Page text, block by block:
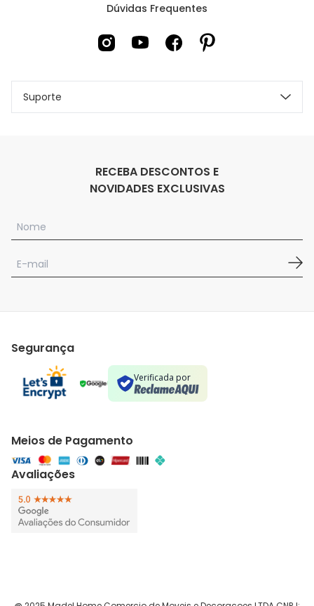
Dúvidas Frequentes
Suporte
RECEBA DESCONTOS E
NOVIDADES EXCLUSIVAS
Segurança
Verificada por
Meios de Pagamento
Avaliações